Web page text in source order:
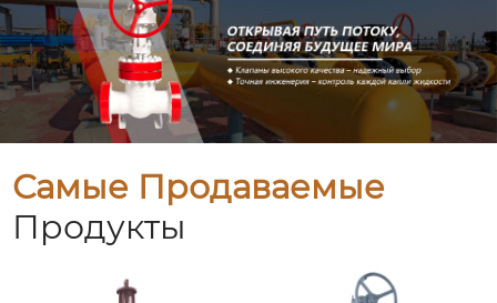
Самые Продаваемые
Продукты